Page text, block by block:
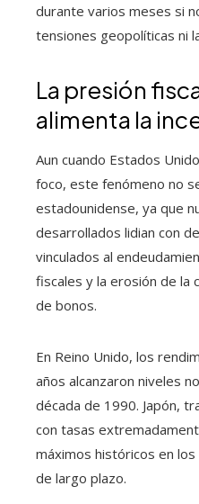
durante varios meses si
tensiones geopolíticas ni
La presión
alimenta la
Aun cuando Estados
foco, este fenómeno no
estadounidense, ya que
desarrollados lidian con
vinculados al
fiscales y la erosión de la
de bonos.
En Reino Unido, los
años alcanzaron niveles
década de 1990. Japón,
con tasas
máximos históricos en
de largo plazo.